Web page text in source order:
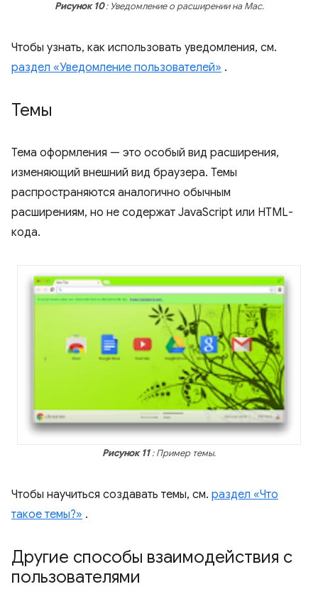
Рисунок 10: Уведомление о расширении на Mac.
Чтобы узнать, как использовать уведомления, см.
раздел «Уведомление пользователей» .
Темы
Тема оформления — это особый вид расширения,
изменяющий внешний вид браузера. Темы
распространяются аналогично обычным
расширениям, но не содержат JavaScript или HTML-
кода.
Рисунок 11: Пример темы.
Чтобы научиться создавать темы, см. раздел «Что
такое темы?» .
Другие способы взаимодействия с
пользователями